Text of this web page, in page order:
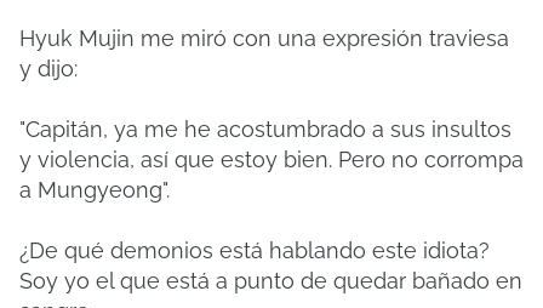
Hyuk Mujin me miró con una expresión traviesa
y dijo:
"Capitán, ya me he acostumbrado a sus insultos
y violencia, así que estoy bien. Pero no corrompa
a Mungyeong".
¿De qué demonios está hablando este idiota?
Soy yo el que está a punto de quedar bañado en